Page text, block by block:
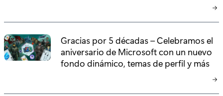
Gracias por 5 décadas – Celebramos el
aniversario de Microsoft con un nuevo
fondo dinámico, temas de perfil y más